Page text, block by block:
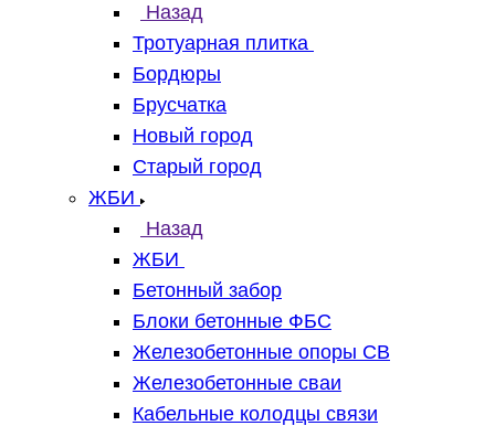
Назад
Тротуарная плитка
Бордюры
Брусчатка
Новый город
Старый город
ЖБИ
Назад
ЖБИ
Бетонный забор
Блоки бетонные ФБС
Железобетонные опоры СВ
Железобетонные сваи
Кабельные колодцы связи